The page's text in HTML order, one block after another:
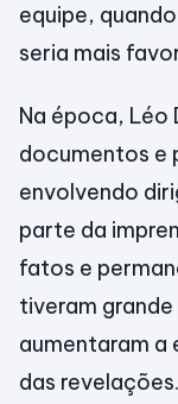
equipe,
seria mais
Na época, Léo
documentos e
envolvendo
parte da
fatos e
tiveram
aumentaram
das revelações.